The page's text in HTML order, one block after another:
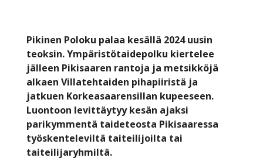
Pikinen Poloku palaa kesällä 2024 uusin
teoksin. Ympäristötaidepolku kiertelee
jälleen Pikisaaren rantoja ja metsikköjä
alkaen Villatehtaiden pihapiiristä ja
jatkuen Korkeasaarensillan kupeeseen.
Luontoon levittäytyy kesän ajaksi
parikymmentä taideteosta Pikisaaressa
työskenteleviltä taiteilijoilta tai
taiteilijaryhmiltä.